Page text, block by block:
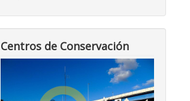
Centros de Conservación